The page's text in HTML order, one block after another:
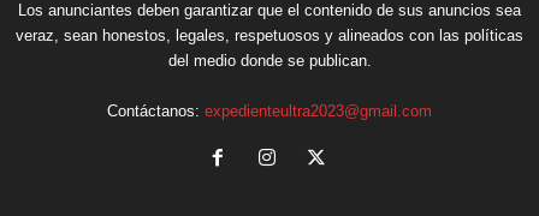
Los anunciantes deben garantizar que el contenido de sus anuncios sea
veraz, sean honestos, legales, respetuosos y alineados con las políticas
del medio donde se publican.
Contáctanos: expedienteultra2023@gmail.com